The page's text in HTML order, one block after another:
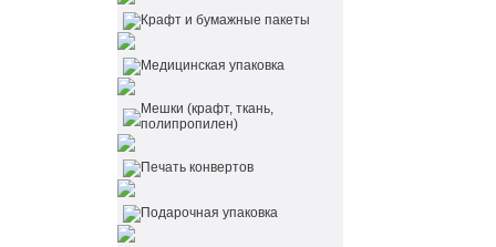
Крафт и бумажные пакеты
Медицинская упаковка
Мешки (крафт, ткань,
полипропилен)
Печать конвертов
Подарочная упаковка